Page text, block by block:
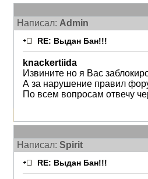
Написал: Admin
RE: Выдан Бан!!!
knackertiida
Извините но я Вас
А за нарушение правил
По всем вопросам отвечу
Написал: Spirit
RE: Выдан Бан!!!